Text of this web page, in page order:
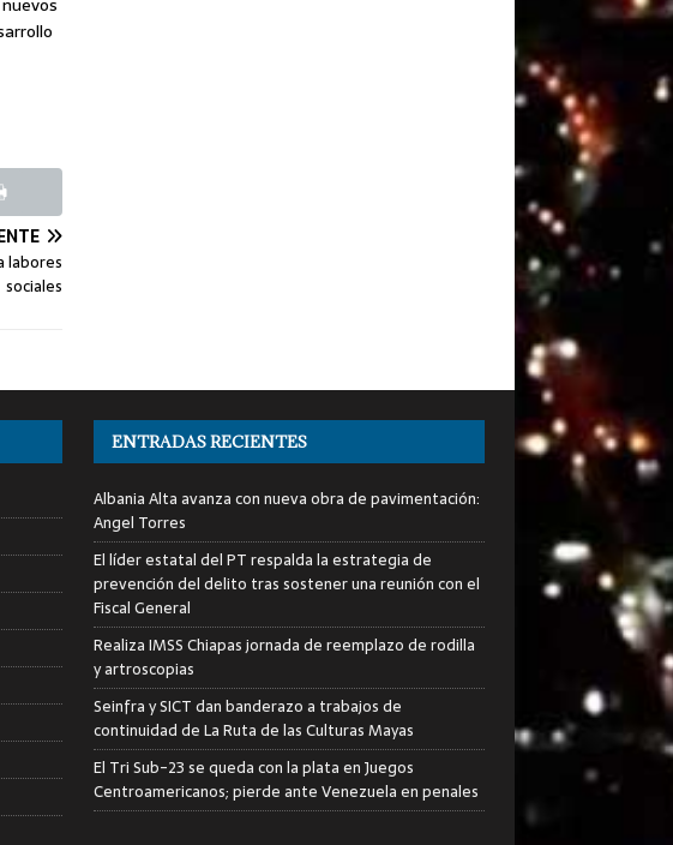
labores
sociales
ENTRADAS RECIENTES
Albania Alta avanza con nueva obra de pavimentación:
Angel Torres
El líder estatal del PT respalda la estrategia de
prevención del delito tras sostener una reunión con el
Fiscal General
Realiza IMSS Chiapas jornada de reemplazo de rodilla
y artroscopias
Seinfra y SICT dan banderazo a trabajos de
continuidad de La Ruta de las Culturas Mayas
El Tri Sub-23 se queda con la plata en Juegos
Centroamericanos; pierde ante Venezuela en penales